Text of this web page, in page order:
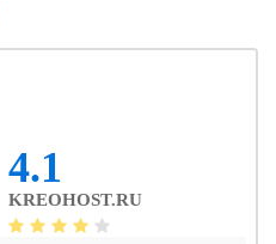
4.1
KREOHOST.RU